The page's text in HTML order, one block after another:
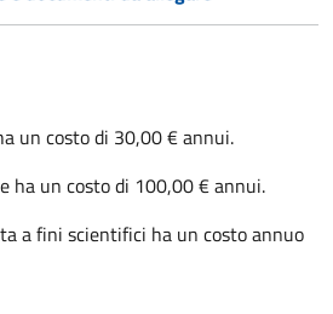
un costo di 30,00 € annui.
ha un costo di 100,00 € annui.
a fini scientifici ha un costo annuo